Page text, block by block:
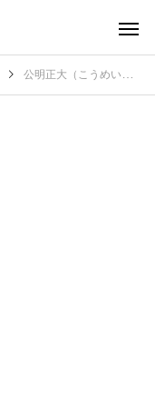
公明正大（こうめいせいだい）